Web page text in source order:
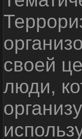
своей
люди,